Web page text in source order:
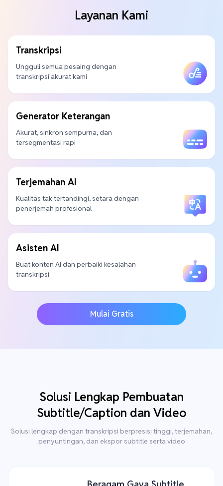
Layanan Kami
Transkripsi
Ungguli semua pesaing dengan
transkripsi akurat kami
Generator Keterangan
Akurat, sinkron sempurna, dan
tersegmentasi rapi
Terjemahan AI
Kualitas tak tertandingi, setara dengan
penerjemah profesional
Asisten AI
Buat konten AI dan perbaiki kesalahan
transkripsi
Mulai Gratis
Solusi Lengkap Pembuatan
Subtitle/Caption dan Video
Solusi lengkap dengan transkripsi berpresisi tinggi, terjemahan,
penyuntingan, dan ekspor subtitle serta video